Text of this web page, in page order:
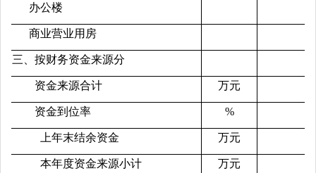
办公楼
商业营业用房
三、按财务资金来源分
资金来源合计 万元
资金到位率 %
上年末结余资金 万元
本年度资金来源小计 万元